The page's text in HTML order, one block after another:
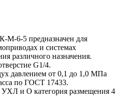
М-6-5 предназначен для
и системах
различного назначения.
G1/4.
давлением от 0,1 до 1,0 МПа
по ГОСТ 17433.
УХЛ и О категория размещения 4